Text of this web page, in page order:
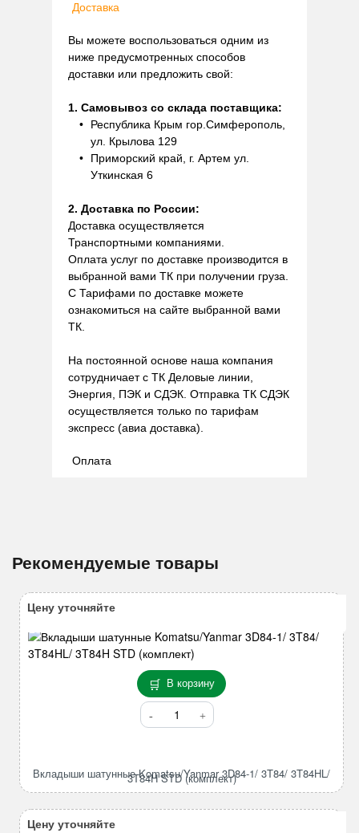
Доставка
Вы можете воспользоваться одним из
ниже предусмотренных способов
доставки или предложить свой:
1. Самовывоз со склада поставщика:
Республика Крым гор.Симферополь,
ул. Крылова 129
Приморский край, г. Артем ул.
Уткинская 6
2. Доставка по России:
Доставка осуществляется
Транспортными компаниями.
Оплата услуг по доставке производится в
выбранной вами ТК при получении груза.
С Тарифами по доставке можете
ознакомиться на сайте выбранной вами
ТК.
На постоянной основе наша компания
сотрудничает с ТК Деловые линии,
Энергия, ПЭК и СДЭК. Отправка ТК СДЭК
осуществляется только по тарифам
экспресс (авиа доставка).
Оплата
Рекомендуемые товары
В корзину
Количество
товара
Komatsu/Yanmar
3D84-
1/
Вкладыши шатунные Komatsu/Yanmar 3D84-1/ 3T84/ 3T84HL/
3T84H STD (комплект)
Цену уточняйте
Цену уточняйте